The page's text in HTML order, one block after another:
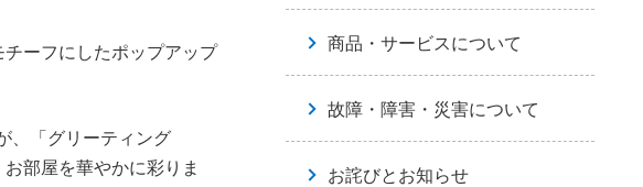
ーフにしたポップアップ
、「グリーティング
部屋を華やかに彩りま
商品・サービスについて
故障・障害・災害について
お詫びとお知らせ